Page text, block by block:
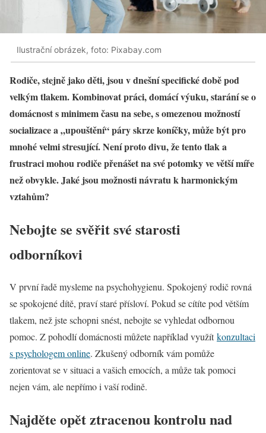
Ilustrační obrázek, foto: Pixabay.com
Rodiče, stejně jako děti, jsou v dnešní specifické době pod
velkým tlakem. Kombinovat práci, domácí výuku, starání se o
domácnost s minimem času na sebe, s omezenou možností
socializace a „upouštění“ páry skrze koníčky, může být pro
mnohé velmi stresující. Není proto divu, že tento tlak a
frustraci mohou rodiče přenášet na své potomky ve větší míře
než obvykle. Jaké jsou možnosti návratu k harmonickým
vztahům?
Nebojte se svěřit své starosti
odborníkovi
V první řadě mysleme na psychohygienu. Spokojený rodič rovná
se spokojené dítě, praví staré přísloví. Pokud se cítíte pod větším
tlakem, než jste schopni snést, nebojte se vyhledat odbornou
pomoc. Z pohodlí domácnosti můžete například využítkonzultaci
s psychologem online. Zkušený odborník vám pomůže
zorientovat se v situaci a vašich emocích, a může tak pomoci
nejen vám, ale nepřímo i vaší rodině.
Najděte opět ztracenou kontrolu nad